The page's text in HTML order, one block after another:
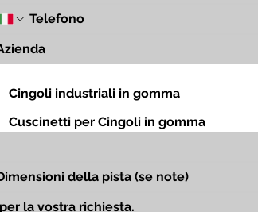
Cingoli industriali in gomma
Cuscinetti per Cingoli in gomma